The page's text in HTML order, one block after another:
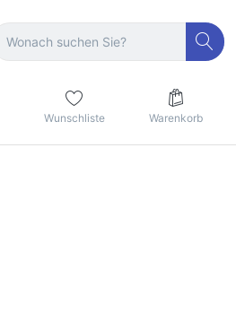
Wunschliste Warenkorb